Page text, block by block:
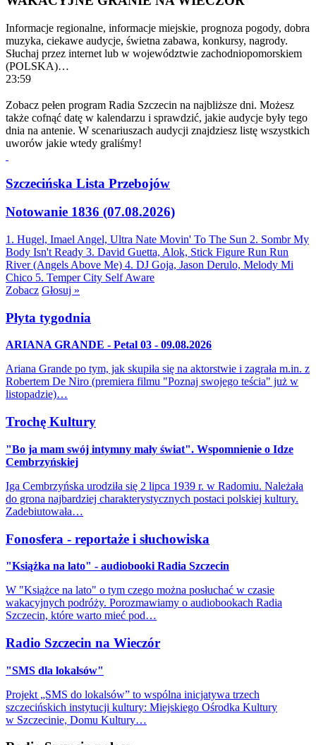
Informacje regionalne, informacje miejskie, prognoza pogody, dobra
muzyka, ciekawe audycje, świetna zabawa, konkursy, nagrody.
Słuchaj przez internet lub w województwie zachodniopomorskiem
(POLSKA)…
23:59
Zobacz pełen program Radia Szczecin na najbliższe dni. Możesz
także cofnąć datę w kalendarzu i sprawdzić, jakie audycje były tego
dnia na antenie. W scenariuszach audycji znajdziesz listę wszystkich
uworów jakie wtedy graliśmy!
Szczecińska Lista Przebojów
Notowanie 1836 (07.08.2026)
1. Hugel, Imael Angel, Ultra Nate Movin' To The Sun 2. Sombr My
Body Isn't Ready 3. David Guetta, Alok, Stick Figure Run Run
River (Angels Above Me) 4. DJ Goja, Jason Derulo, Melody Mi
Chico 5. Temper City Self Aware
Zobacz Głosuj »
Płyta tygodnia
ARIANA GRANDE - Petal 03 - 09.08.2026
Ariana Grande po tym, jak skupiła się na aktorstwie i zagrała m.in. z
Robertem De Niro (premiera filmu "Poznaj swojego teścia" już w
listopadzie)…
Trochę Kultury
"Bo ja mam swój intymny mały świat". Wspomnienie o Idze
Cembrzyńskiej
Iga Cembrzyńska urodziła się 2 lipca 1939 r. w Radomiu. Należała
do grona najbardziej charakterystycznych postaci polskiej kultury.
Zadebiutowała…
Fonosfera - reportaże i słuchowiska
"Książka na lato" - audiobooki Radia Szczecin
W "Książce na lato" o tym czego można posłuchać w czasie
wakacyjnych podróży. Porozmawiamy o audiobookach Radia
Szczecin, które warto mieć pod…
Radio Szczecin na Wieczór
"SMS dla lokalsów"
Projekt „SMS do lokalsów” to wspólna inicjatywa trzech
szczecińskich instytucji kultury: Miejskiego Ośrodka Kultury
w Szczecinie, Domu Kultury…